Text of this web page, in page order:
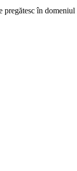
pregătesc în domeniul